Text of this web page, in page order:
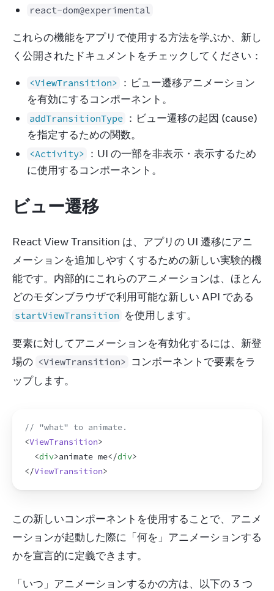
react-dom@experimental
これらの機能をアプリで使用する方法を学ぶか、新し
く公開されたドキュメントをチェックしてください：
<ViewTransition>
：ビュー遷移アニメーション
を有効にするコンポーネント。
addTransitionType ：ビュー遷移の起因 (cause)
を指定するための関数。
<Activity>
：UI の一部を非表示・表示するため
に使用するコンポーネント。
ビュー遷移
React View Transition は、アプリの UI 遷移にアニ
メーションを追加しやすくするための新しい実験的機
能です。内部的にこれらのアニメーションは、ほとん
startViewTransition を使用します。
要素に対してアニメーションを有効化するには、新登
場の <ViewTransition> コンポーネントで要素をラ
ップします。
// "what" to animate.
<ViewTransition>
<div>animate me</div>
</ViewTransition>
この新しいコンポーネントを使用することで、アニメ
ーションが起動した際に「何を」アニメーションする
かを宣言的に定義できます。
「いつ」アニメーションするかの方は、以下の 3 つ